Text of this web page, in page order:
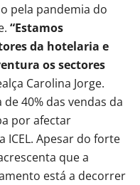
pela pandemia do
“Estamos
da hotelaria e
os sectores
Carolina Jorge.
40% das vendas da
por afectar
ICEL. Apesar do forte
que a
está a decorrer